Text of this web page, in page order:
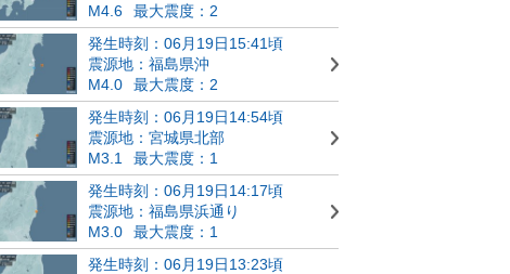
M4.6
最大震度：2
発生時刻：06月19日15:41頃
震源地：福島県沖
M4.0
最大震度：2
発生時刻：06月19日14:54頃
震源地：宮城県北部
M3.1
最大震度：1
発生時刻：06月19日14:17頃
震源地：福島県浜通り
M3.0
最大震度：1
発生時刻：06月19日13:23頃